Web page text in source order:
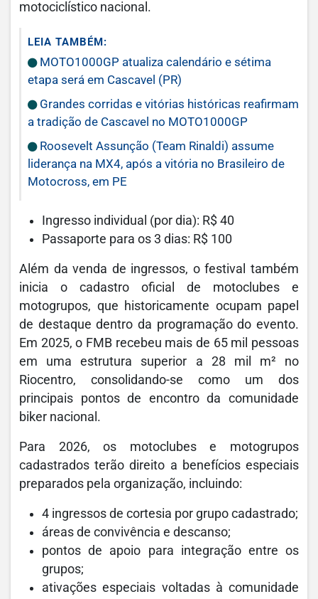
motociclístico nacional.
LEIA TAMBÉM:
MOTO1000GP atualiza calendário e sétima
etapa será em Cascavel (PR)
Grandes corridas e vitórias históricas reafirmam
a tradição de Cascavel no MOTO1000GP
Roosevelt Assunção (Team Rinaldi) assume
liderança na MX4, após a vitória no Brasileiro de
Motocross, em PE
Ingresso individual (por dia): R$ 40
Passaporte para os 3 dias: R$ 100
Além da venda de ingressos, o festival também
inicia o cadastro oficial de motoclubes e
motogrupos, que historicamente ocupam papel
de destaque dentro da programação do evento.
Em 2025, o FMB recebeu mais de 65 mil pessoas
em uma estrutura superior a 28 mil m² no
Riocentro, consolidando-se como um dos
principais pontos de encontro da comunidade
biker nacional.
Para 2026, os motoclubes e motogrupos
cadastrados terão direito a benefícios especiais
preparados pela organização, incluindo:
4 ingressos de cortesia por grupo cadastrado;
áreas de convivência e descanso;
pontos de apoio para integração entre os
grupos;
ativações especiais voltadas à comunidade